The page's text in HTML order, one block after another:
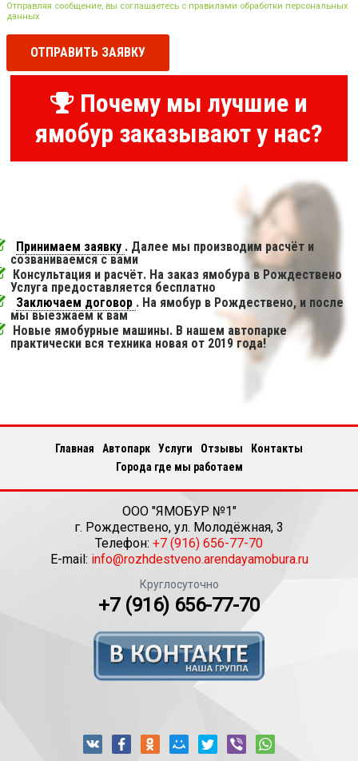
Отправляя сообщение, вы соглашаетесь с правилами обработки персональных
данных
ОТПРАВИТЬ ЗАЯВКУ
Почему мы лучшие и
ямобур заказывают у нас?
Принимаем заявку . Далее мы производим расчёт и
созваниваемся с вами
Консультация и расчёт. На заказ ямобура в Рождествено
Услуга предоставляется бесплатно
Заключаем договор . На ямобур в Рождествено, и после
мы выезжаем к вам
Новые ямобурные машины. В нашем автопарке
практически вся техника новая от 2019 года!
Главная Автопарк Услуги Отзывы
Контакты
Города где мы работаем
ООО "ЯМОБУР №1"
г. Рождествено, ул. Молодёжная, 3
Телефон: +7 (916) 656-77-70
E-mail: info@rozhdestveno.arendayamobura.ru
Круглосуточно
+7 (916) 656-77-70